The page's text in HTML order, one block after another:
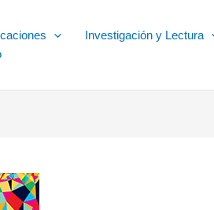
Investigación y Lectura